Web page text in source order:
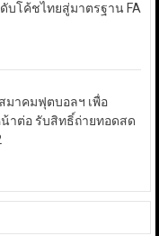
ดับโค้ชไทยสู่มาตรฐาน FA
มาคมฟุตบอลฯ เพื่อ
าต่อ รับสิทธิ์ถ่ายทอดสด